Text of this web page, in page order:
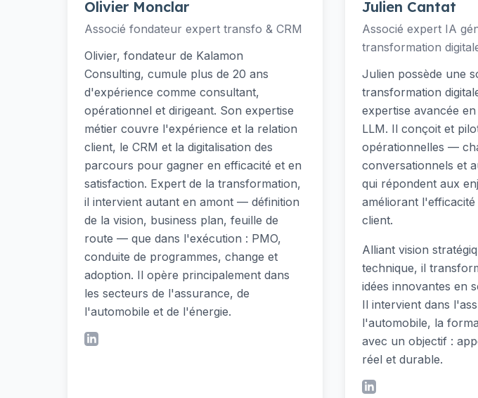
Olivier Monclar
Associé fondateur expert transfo & CRM
Olivier, fondateur de Kalamon
Consulting, cumule plus de 20 ans
d'expérience comme consultant,
opérationnel et dirigeant. Son expertise
métier couvre l'expérience et la relation
client, le CRM et la digitalisation des
parcours pour gagner en efficacité et en
satisfaction. Expert de la transformation,
il intervient autant en amont — définition
de la vision, business plan, feuille de
route — que dans l'exécution : PMO,
conduite de programmes, change et
adoption. Il opère principalement dans
les secteurs de l'assurance, de
l'automobile et de l'énergie.
Julien Cantat
Associé expert IA
transformation
Julien possède une
transformation
expertise avancée
LLM. Il conçoit et
opérationnelles —
conversationnels et
qui répondent aux
améliorant
client.
Alliant vision
technique, il
idées innovantes en
Il intervient dans
l'automobile, la
avec un objectif :
réel et durable.